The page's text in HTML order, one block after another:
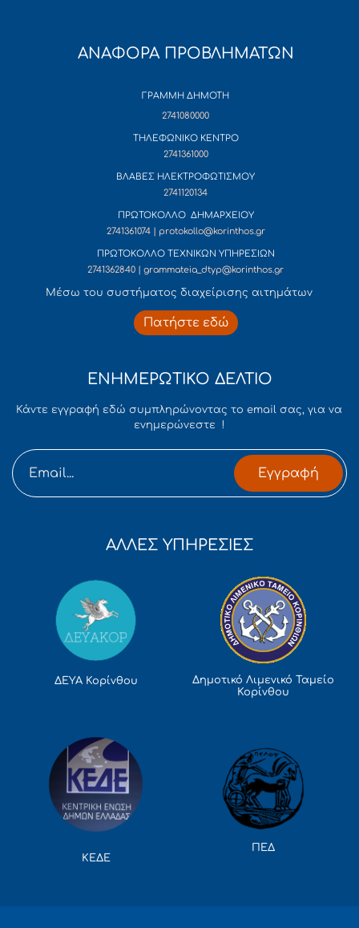
ΑΝΑΦΟΡΑ ΠΡΟΒΛΗΜΑΤΩΝ
ΓΡΑΜΜΗ ΔΗΜΟΤΗ
2741080000
ΤΗΛΕΦΩΝΙΚΟ ΚΕΝΤΡΟ
2741361000
ΒΛΑΒΕΣ ΗΛΕΚΤΡΟΦΩΤΙΣΜΟΥ
2741120134
ΠΡΩΤΟΚΟΛΛΟ ΔΗΜΑΡΧΕΙΟΥ
2741361074 | protokollo@korinthos.gr
ΠΡΩΤΟΚΟΛΛΟ ΤΕΧΝΙΚΩΝ ΥΠΗΡΕΣΙΩΝ
2741362840 | grammateia_dtyp@korinthos.gr
Mέσω του συστήματος διαχείρισης αιτημάτων
Πατήστε εδώ
ΕΝΗΜΕΡΩΤΙΚΟ ΔΕΛΤΙΟ
Κάντε εγγραφή εδώ συμπληρώνοντας το email σας, για να
ενημερώνεστε !
Εγγραφή
ΑΛΛΕΣ ΥΠΗΡΕΣΙΕΣ
ΔΕΥΑ Κορίνθου
Δημοτικό Λιμενικό Ταμείο
Κορίνθου
ΚΕΔΕ
ΠΕΔ